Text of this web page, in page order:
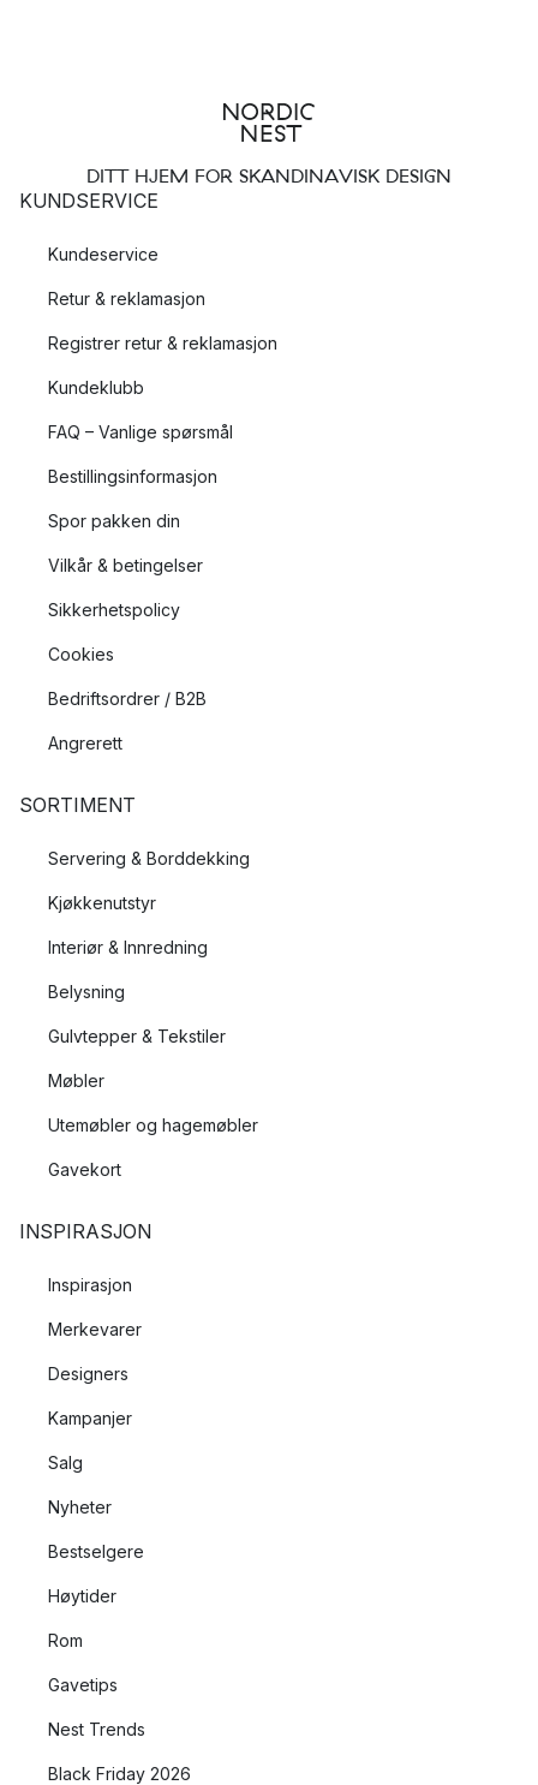
DITT HJEM FOR SKANDINAVISK DESIGN
KUNDSERVICE
Kundeservice
Retur & reklamasjon
Registrer retur & reklamasjon
Kundeklubb
FAQ – Vanlige spørsmål
Bestillingsinformasjon
Spor pakken din
Vilkår & betingelser
Sikkerhetspolicy
Cookies
Bedriftsordrer / B2B
Angrerett
SORTIMENT
Servering & Borddekking
Kjøkkenutstyr
Interiør & Innredning
Belysning
Gulvtepper & Tekstiler
Møbler
Utemøbler og hagemøbler
Gavekort
INSPIRASJON
Inspirasjon
Merkevarer
Designers
Kampanjer
Salg
Nyheter
Bestselgere
Høytider
Rom
Gavetips
Nest Trends
Black Friday 2026